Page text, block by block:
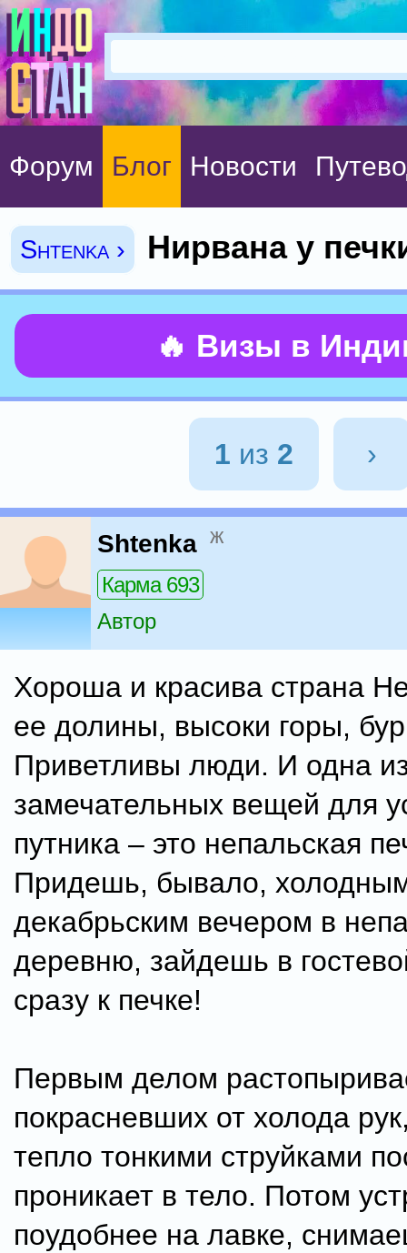
Форум Блог Новости
Shtenka › Нирвана у
🔥 Визы в
1 из 2 ›
Shtenka ж
Карма 693
Автор
Хороша и красива страна
ее долины, высоки горы,
Приветливы люди. И одна
замечательных вещей для
путника – это непальская
Придешь, бывало,
декабрьским вечером в
деревню, зайдешь в
сразу к печке!
Первым делом
покрасневших от холода
тепло тонкими струйками
проникает в тело. Потом
поудобнее на лавке,